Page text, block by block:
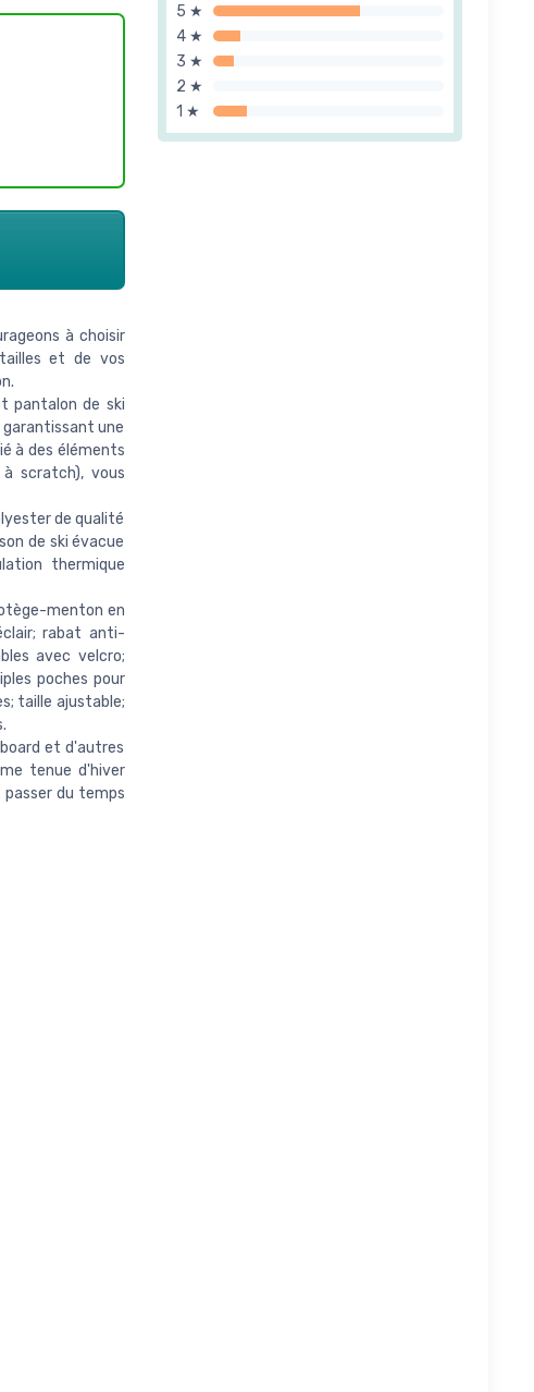
5 ★
4 ★
3 ★
2 ★
1 ★
à choisir
et de vos
et pantalon de ski
garantissant une
à des éléments
scratch), vous
de qualité
de ski évacue
thermique
menton en
rabat anti-
avec velcro;
poches pour
taille ajustable;
et d'autres
tenue d'hiver
du temps